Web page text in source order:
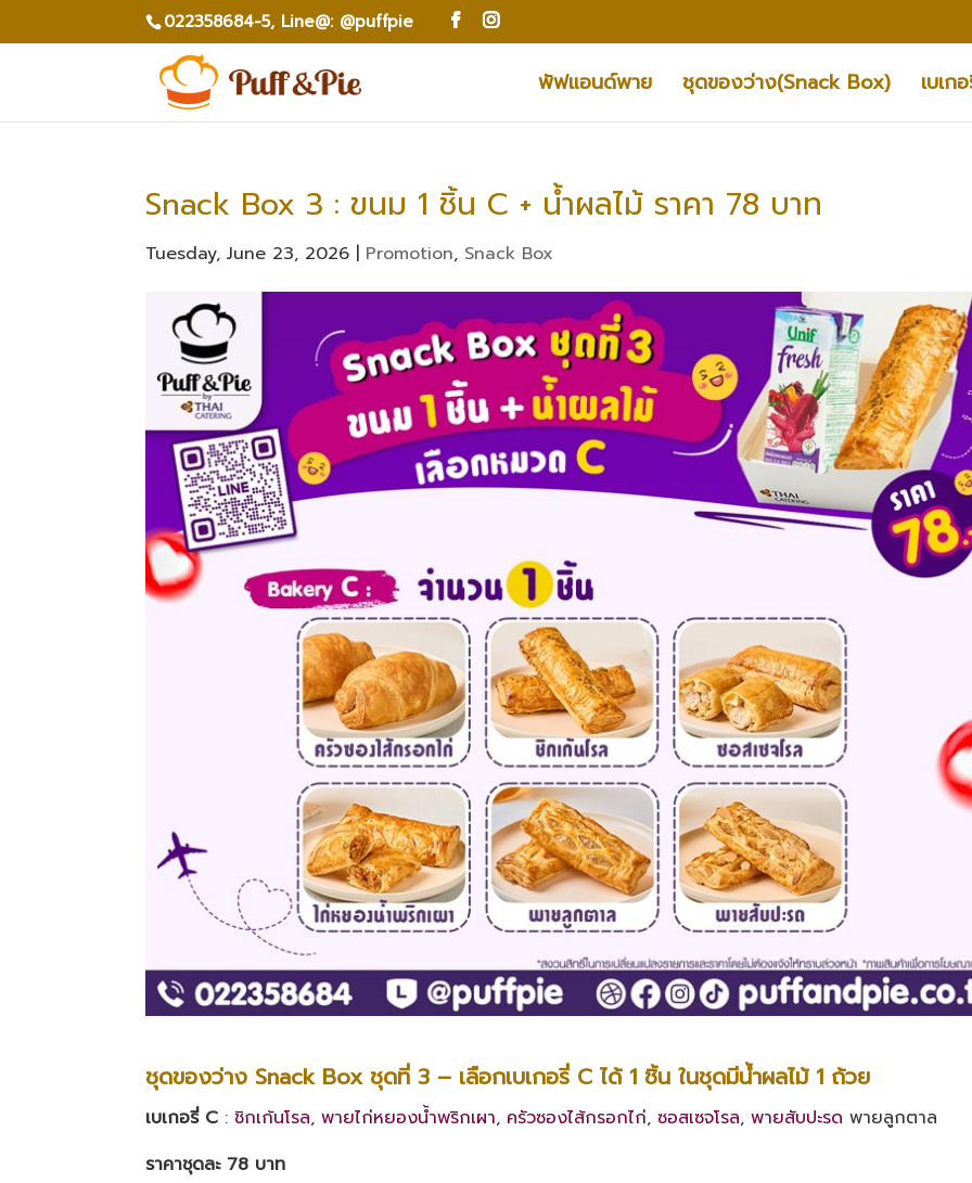
022358684-5, Line@: @puffpie
พัฟแอนด์พาย ชุดของว่าง(Snack Box) เบเก
Snack Box 3 : ขนม 1 ชิ้น C + น้ำผลไม้ ราคา 78 บาท
Tuesday, June 23, 2026 | Promotion, Snack Box
ชุดของว่าง Snack Box ชุดที่ 3 – เลือกเบเกอรี่ C ได้ 1 ชิ้น ในชุดมีน้ำผลไม้ 1 ถ้วย
เบเกอรี่ C : ชิกเก้นโรล,พายไก่หยองน้ำพริกเผา, ครัวซองไส้กรอกไก่, ซอสเซจโรล,พายสับปะรด พายลูกตาล
ราคาชุดละ 78 บาท